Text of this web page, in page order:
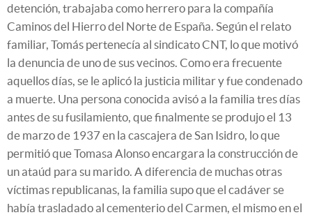
detención, trabajaba como herrero para la compañía
Caminos del Hierro del Norte de España. Según el relato
familiar, Tomás pertenecía al sindicato CNT, lo que motivó
la denuncia de uno de sus vecinos. Como era frecuente
aquellos días, se le aplicó la justicia militar y fue condenado
a muerte. Una persona conocida avisó a la familia tres días
antes de su fusilamiento, que finalmente se produjo el 13
de marzo de 1937 en la cascajera de San Isidro, lo que
permitió que Tomasa Alonso encargara la construcción de
un ataúd para su marido. A diferencia de muchas otras
víctimas republicanas, la familia supo que el cadáver se
había trasladado al cementerio del Carmen, el mismo en el